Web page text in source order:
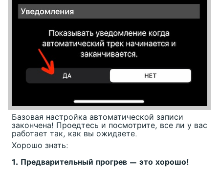
Базовая настройка автоматической записи
закончена! Проедтесь и посмотрите, все ли у вас
работает так, как вы ожидаете.
Хорошо знать:
1. Предварительный прогрев — это хорошо!